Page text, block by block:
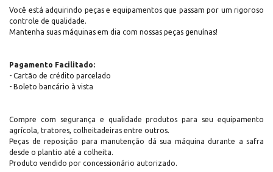
Você está adquirindo peças e equipamentos que passam por um rigoroso
controle de qualidade.
Mantenha suas máquinas em dia com nossas peças genuínas!
Pagamento Facilitado:
- Cartão de crédito parcelado
- Boleto bancário à vista
Compre com segurança e qualidade produtos para seu equipamento
agrícola, tratores, colheitadeiras entre outros.
Peças de reposição para manutenção dá sua máquina durante a safra
desde o plantio até a colheita.
Produto vendido por concessionário autorizado.